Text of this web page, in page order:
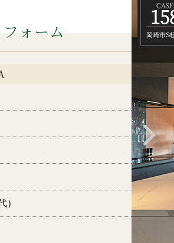
上質な暮らし
様（社会人）
CASE
安城市K